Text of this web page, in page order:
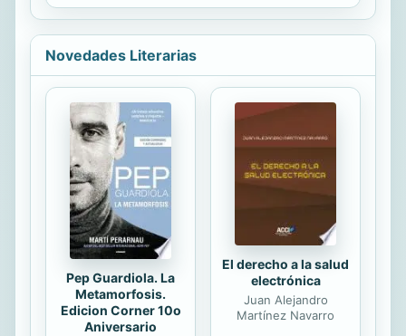
esta obra fundamental, el eminente
expone la tesis de que la memoria
del Holocausto no comenzó a
hoy día hasta después de la guerra
árabe-israelí de 1967. Esta guerra
demostró la fuerza militar de Israel y
considerara un importante aliado en
Oriente Próximo. Esta...
Novedades Literarias
Pep Guardiola. La
Metamorfosis.
Edicion Corner 10o
Aniversario
El derecho a la salud
electrónica
Juan Alejandro
Martínez Navarro